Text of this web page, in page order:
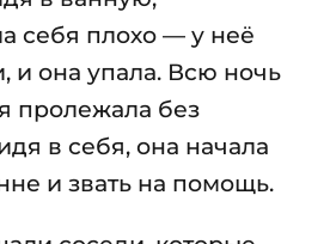
себя плохо — у неё
и она упала. Всю ночь
пролежала без
в себя, она начала
и звать на помощь.